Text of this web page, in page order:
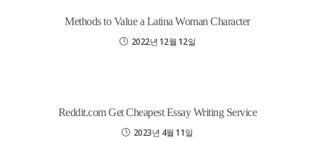
Methods to Value a Latina Woman Character
2022년 12월 12일
Reddit.com Get Cheapest Essay Writing Service
2023년 4월 11일